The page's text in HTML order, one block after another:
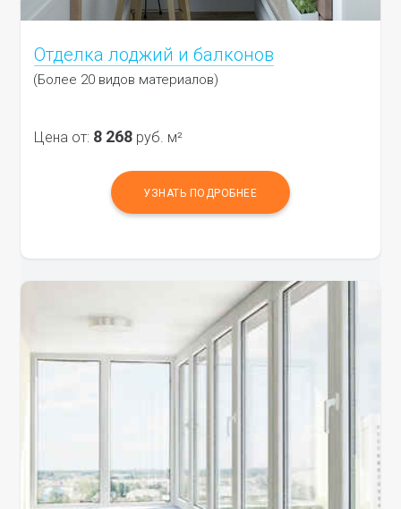
Отделка лоджий и балконов
(Более 20 видов материалов)
Цена от: 8 268 руб. м²
УЗНАТЬ ПОДРОБНЕЕ